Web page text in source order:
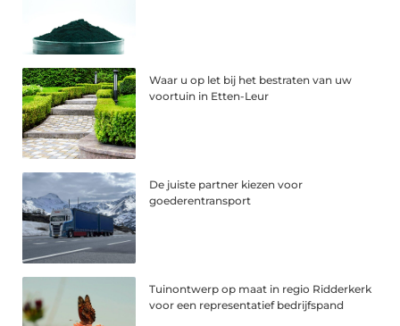
Waar u op let bij het bestraten van uw
voortuin in Etten-Leur
De juiste partner kiezen voor
goederentransport
Tuinontwerp op maat in regio Ridderkerk
voor een representatief bedrijfspand